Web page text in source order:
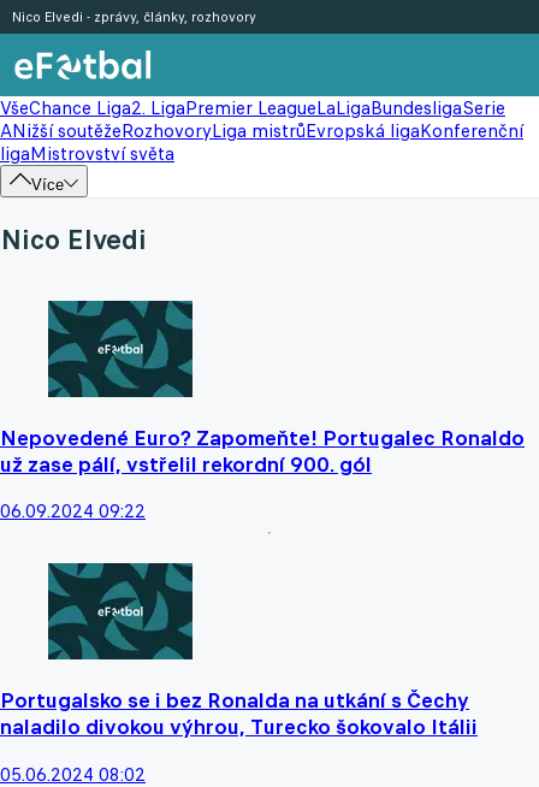
VšeChance Liga2. LigaPremier LeagueLaLigaBundesligaSerie
ANižší soutěžeRozhovoryLiga mistrůEvropská ligaKonferenční
ligaMistrovství světa
Více
Nico Elvedi - zprávy, články, rozhovory
Nico Elvedi
Nepovedené Euro? Zapomeňte! Portugalec Ronaldo
už zase pálí, vstřelil rekordní 900. gól
06.09.2024 09:22
Portugalsko se i bez Ronalda na utkání s Čechy
naladilo divokou výhrou, Turecko šokovalo Itálii
05.06.2024 08:02